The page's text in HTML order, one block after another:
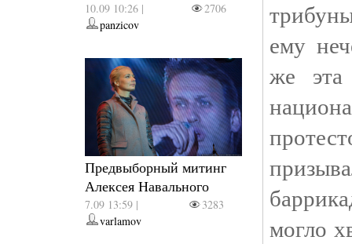
10.09 10:26 |
2706
panzicov
Предвыборный митинг
Алексея Навального
7.09 13:59 |
3283
varlamov
ему
же эта
могло